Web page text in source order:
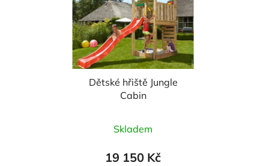
Dětské hřiště Jungle
Cabin
hodnocení
produktu
Skladem
19 150 Kč